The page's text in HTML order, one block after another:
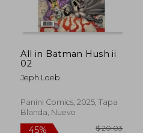
All in Batman Hush ii
02
Jeph Loeb
Panini Comics, 2025, Tapa
Blanda, Nuevo